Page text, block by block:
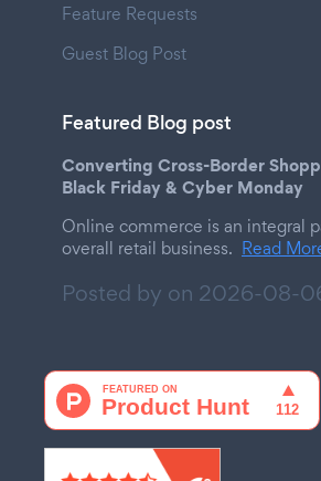
Feature Requests
Guest Blog Post
Featured Blog post
Converting Cross-Border
Black Friday & Cyber Monday
Online commerce is an integral
overall retail business. Read
Posted by on 2026-08-